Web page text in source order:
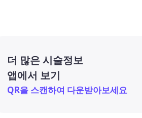
더 많은 시술정보
앱에서 보기
QR을 스캔하여 다운받아보세요